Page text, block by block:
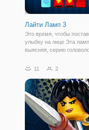
Лайти Ламп 3
Это время, чтобы
улыбку на лице Эта
выясняя, серию
Можно подумать, что
просто щелкаете
бац—у вас есть
11 2